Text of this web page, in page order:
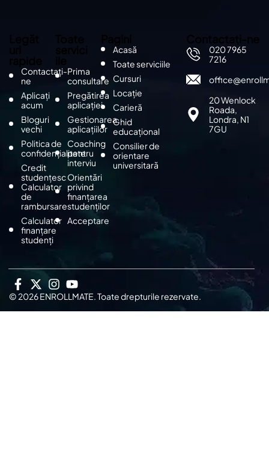
Contactați-
ne
Aplicați
acum
Bloguri
vechi
Politica de
confidențialitate
Credit
studențesc
Calculator
de
rambursare
Calculator
finanțare
studenți
Prima
consultare
Pregătirea
aplicației
Gestionarea
aplicațiilor
Coaching
pentru
interviu
Orientări
privind
finanțarea
studenților
Acceptare
Acasă
Toate serviciile
Cursuri
Locație
Carieră
Ghid
educațional
Consilier de
orientare
universitară
Contactați-ne
020 7965
7216
20 Wenlock
Roada,
Londra, N1
7GU
© 2026 ENROLLMATE. Toate drepturile rezervate.